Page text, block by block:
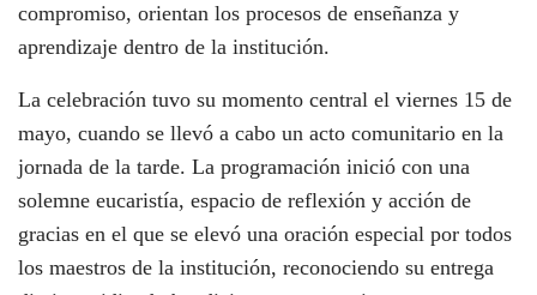
compromiso, orientan los procesos de enseñanza y
aprendizaje dentro de la institución.
La celebración tuvo su momento central el viernes 15 de
mayo, cuando se llevó a cabo un acto comunitario en la
jornada de la tarde. La programación inició con una
solemne eucaristía, espacio de reflexión y acción de
gracias en el que se elevó una oración especial por todos
los maestros de la institución, reconociendo su entrega